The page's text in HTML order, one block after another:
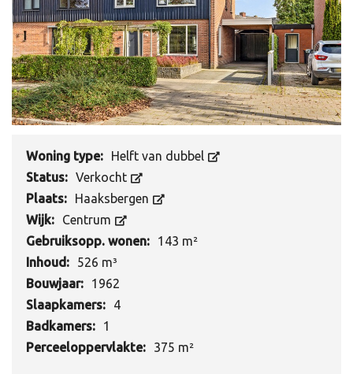
Woning type:
Helft van dubbel
Status: Verkocht
Plaats:
Haaksbergen
Wijk:
Centrum
Gebruiksopp. wonen:
143 m²
Inhoud:
526 m³
Bouwjaar:
1962
Slaapkamers:
4
Badkamers:
1
Perceeloppervlakte:
375 m²